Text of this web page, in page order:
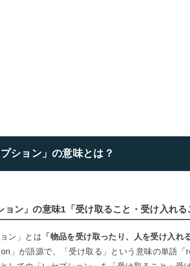
プション」の意味とは？
ョン」の意味1「受け取ること・受け入れる
ン」とは 「物品を受け取ったり、人を受け入れ
」が語源で、「受け取る」という意味の単語「